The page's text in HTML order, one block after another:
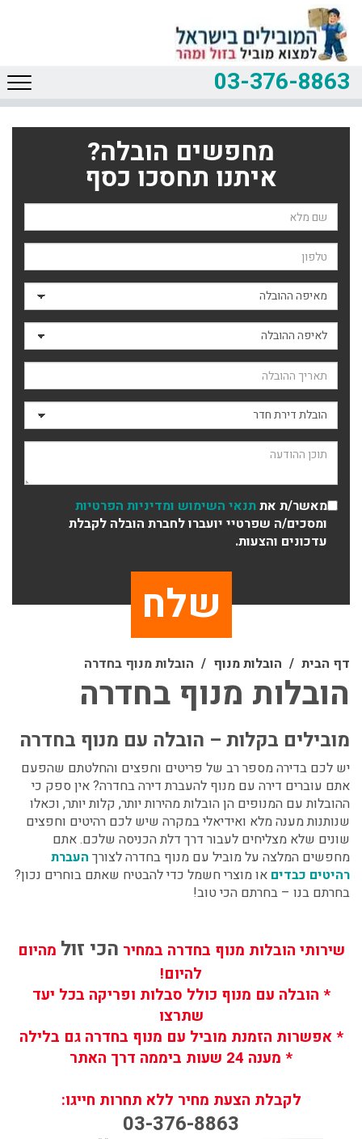
03-376-8863
מחפשים הובלה?
איתנו תחסכו כסף
שם השולח
טלפון
מאיפה ההובלה
לאיפה ההובלה
תאריך ההובלה
סוג ההובלה
תוכן ההודעה
מאשר/ת אתתנאי השימוש ומדיניות הפרטיות
ומסכים/ה שפרטיי יועברו לחברת הובלה לקבלת
עדכונים והצעות.
דף הבית הובלות מנוף הובלות מנוף בחדרה
הובלות מנוף בחדרה
מובילים בקלות – הובלה עם מנוף בחדרה
יש לכם בדירה מספר רב של פריטים וחפצים והחלטתם שהפעם
אתם עוברים דירה עם מנוף להעברת דירה בחדרה? אין ספק כי
ההובלות עם המנופים הן הובלות מהירות יותר, קלות יותר, וכאלו
שנותנות מענה מלא ואידיאלי במקרה שיש לכם רהיטים וחפצים
שונים שלא מצליחים לעבור דרך דלת הכניסה שלכם. אתם
מחפשים המלצה על מוביל עם מנוף בחדרה לצורך העברת
רהיטים כבדים או מוצרי חשמל כדי להבטיח שאתם בוחרים נכון?
בחרתם בנו – בחרתם הכי טוב!
שירותי הובלות מנוף בחדרה במחיר הכי זול מהיום
להיום!
* הובלה עם מנוף כולל סבלות ופריקה בכל יעד
שתרצו
* אפשרות הזמנת מוביל עם מנוף בחדרה גם בלילה
* מענה 24 שעות ביממה דרך האתר
לקבלת הצעת מחיר ללא תחרות חייגו:
03-376-8863